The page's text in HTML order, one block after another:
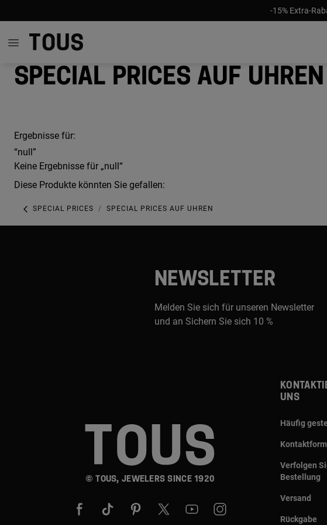
-15% Extra-
Special prices auf Uhren
Ergebnisse für:
“null”
Keine Ergebnisse für „null“
Diese Produkte könnten Sie gefallen:
SPECIAL PRICES SPECIAL PRICES AUF UHREN
NEWSLETTER
Melden Sie sich für unseren Newsletter
und an Sichern Sie sich 10 %
© TOUS, JEWELERS SINCE 1920
uns
Häufig
Verfolgen
Bestellung
Versand
Rückgabe